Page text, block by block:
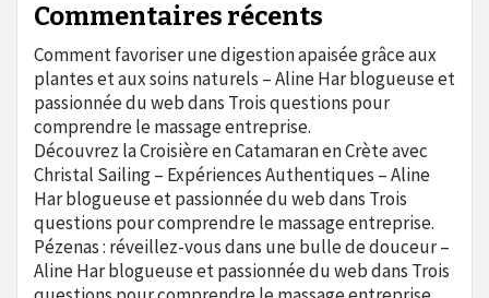
Commentaires récents
Comment favoriser une digestion apaisée grâce aux
plantes et aux soins naturels – Aline Har blogueuse et
passionnée du webdans Trois questions pour
comprendre le massage entreprise.
Découvrez la Croisière en Catamaran en Crète avec
Christal Sailing – Expériences Authentiques – Aline
Har blogueuse et passionnée du webdans Trois
questions pour comprendre le massage entreprise.
Pézenas : réveillez-vous dans une bulle de douceur –
Aline Har blogueuse et passionnée du webdans Trois